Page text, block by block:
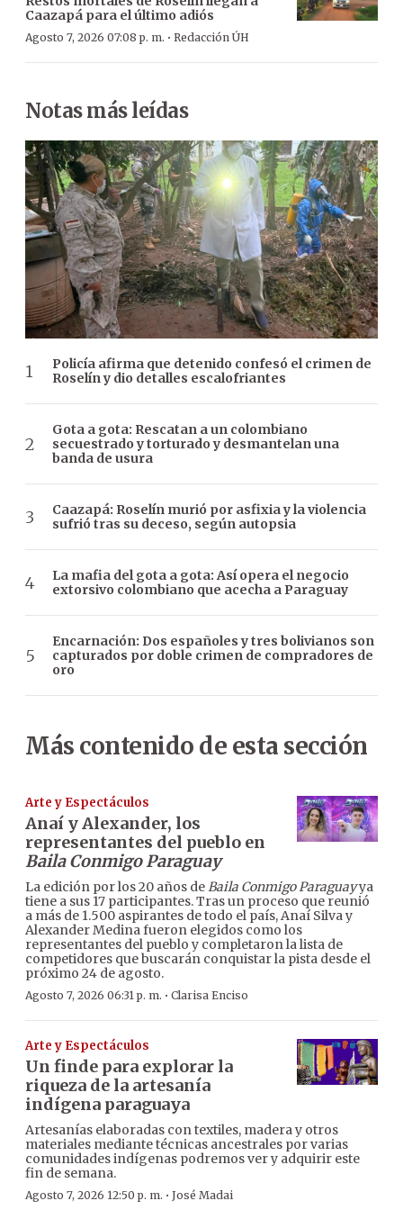
Caazapá para el último adiós
Agosto 7, 2026 07:08 p. m. · Redacción ÚH
Notas más leídas
Policía afirma que detenido confesó el crimen de
Roselín y dio detalles escalofriantes
Gota a gota: Rescatan a un colombiano
secuestrado y torturado y desmantelan una
banda de usura
Caazapá: Roselín murió por asfixia y la violencia
sufrió tras su deceso, según autopsia
La mafia del gota a gota: Así opera el negocio
extorsivo colombiano que acecha a Paraguay
Encarnación: Dos españoles y tres bolivianos son
capturados por doble crimen de compradores de
oro
Más contenido de esta sección
Arte y Espectáculos
Anaí y Alexander, los
representantes del pueblo en
Baila Conmigo Paraguay
La edición por los 20 años deBaila Conmigo Paraguayya
tiene a sus 17 participantes. Tras un proceso que reunió
a más de 1.500 aspirantes de todo el país, Anaí Silva y
Alexander Medina fueron elegidos como los
representantes del pueblo y completaron la lista de
competidores que buscarán conquistar la pista desde el
próximo 24 de agosto.
Agosto 7, 2026 06:31 p. m. · Clarisa Enciso
Arte y Espectáculos
Un finde para explorar la
riqueza de la artesanía
indígena paraguaya
Artesanías elaboradas con textiles, madera y otros
materiales mediante técnicas ancestrales por varias
comunidades indígenas podremos ver y adquirir este
fin de semana.
Agosto 7, 2026 12:50 p. m. · José Madai